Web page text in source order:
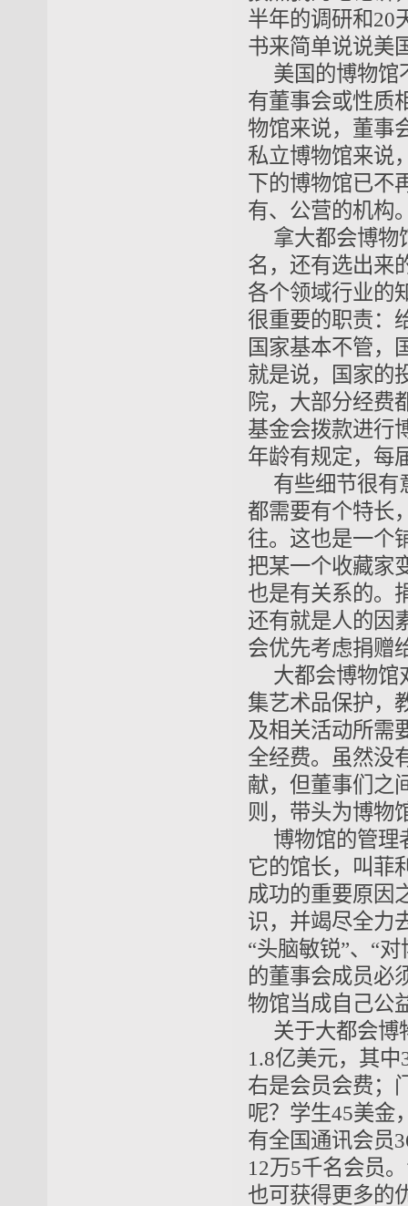
半年的调研和20
书来简单说说美
美国的博物馆
有董事会或性质
物馆来说，董事
私立博物馆来说
下的博物馆已不
有、公营的机构
拿大都会博物
名，还有选出来
各个领域行业的
很重要的职责：
国家基本不管，
就是说，国家的
院，大部分经费
基金会拨款进行
年龄有规定，每
有些细节很有
都需要有个特长
往。这也是一个
把某一个收藏家
也是有关系的。
还有就是人的因
会优先考虑捐赠
大都会博物馆
集艺术品保护，
及相关活动所需
全经费。虽然没
献，但董事们之
则，带头为博物
博物馆的管理
它的馆长，叫菲
成功的重要原因
识，并竭尽全力
“头脑敏锐”、“
的董事会成员必
物馆当成自己公
关于大都会博
1 .8亿美元，其中
右是会员会费；
呢？学生45美金
有全国通讯会员
12万5千名会员
也可获得更多的